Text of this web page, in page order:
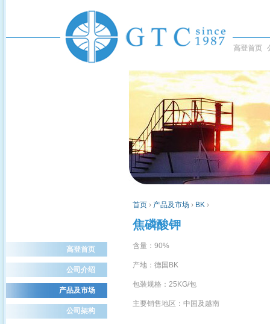
高登首页
首页 › 产品及市场 › BK ›
焦磷酸钾
含量：90%
产地：德国BK
包装规格：25KG/包
主要销售地区：中国及越南
高登首页
公司介绍
产品及市场
公司架构